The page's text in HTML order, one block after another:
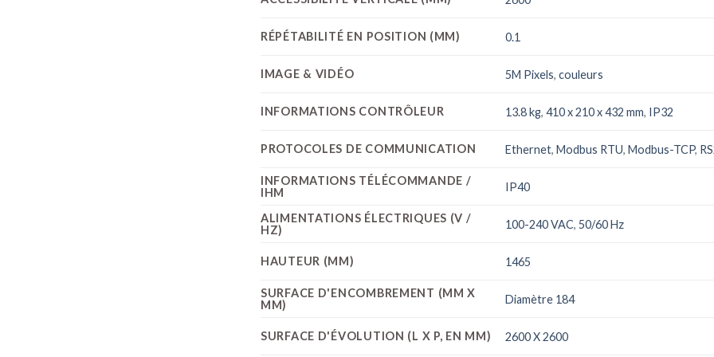
RÉPÉTABILITÉ EN POSITION (MM) 0.1
IMAGE & VIDÉO 5M Pixels,couleurs
INFORMATIONS CONTRÔLEUR 13.8 kg,410 x 210 x 432 mm, IP32
PROTOCOLES DE COMMUNICATION Ethernet,Modbus RTU,Modbus-TCP,
INFORMATIONS TÉLÉCOMMANDE /
IHM
IP40
ALIMENTATIONS ÉLECTRIQUES (V /
HZ)
100-240 VAC,50/60 Hz
HAUTEUR (MM) 1465
SURFACE D'ENCOMBREMENT (MM X
MM)
Diamètre 184
SURFACE D'ÉVOLUTION (L X P, EN MM) 2600 X 2600